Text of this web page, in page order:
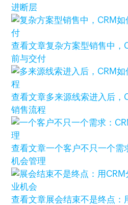
进断层
查看文章复杂方案型销售中，
前与交付
查看文章多来源线索进入后，
销售流程
查看文章一个客户不只一个需
机会管理
查看文章展会结束不是终点：